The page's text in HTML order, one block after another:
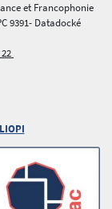
et Francophonie
9391- Datadocké